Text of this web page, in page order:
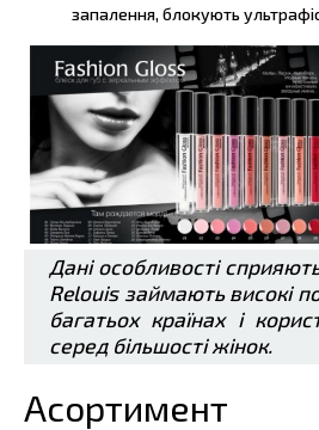
запалення, блокують
Дані особливості
Relouis займають високі
багатьох країнах і
серед більшості жінок.
Асортимент